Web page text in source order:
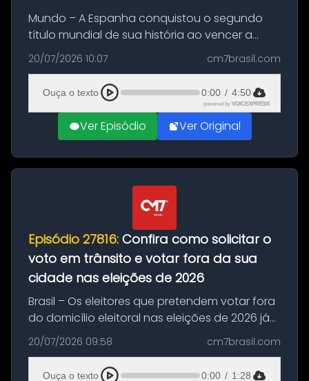
Mundo – A Espanha conquistou o segundo
título mundial de sua história ao vencer a
Argentina por 1 a 0, neste domingo (19), na
decisão da Copa do Mundo de 2026. Depois
de um duelo sem gols durante o te...
20/07/2026 10:07 cm7brasil.com
Ouça o texto 0:00 / 4:50
powered by VOICEXPRESS
Ver Episódio Ver Original
Episódio 27816: Confira como solicitar o
voto em trânsito e votar fora da sua
cidade nas eleições de 2026
Brasil – Os eleitores que pretendem votar fora
do domicílio eleitoral nas eleições de 2026 já
podem solicitar o voto em trânsito a partir
desta segunda-feira (20). O pedido pode ser
feito até 20 de ag...
20/07/2026 09:58 cm7brasil.com
Ouça o texto 0:00 / 1:28